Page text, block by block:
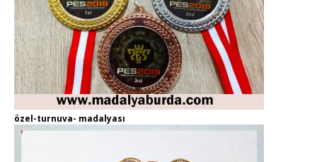
özel-turnuva- madalyası